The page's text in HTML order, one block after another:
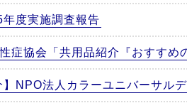
年度実施調査報告
症協会「共用品紹介『おすすめ
】NPO法人カラーユニバーサル